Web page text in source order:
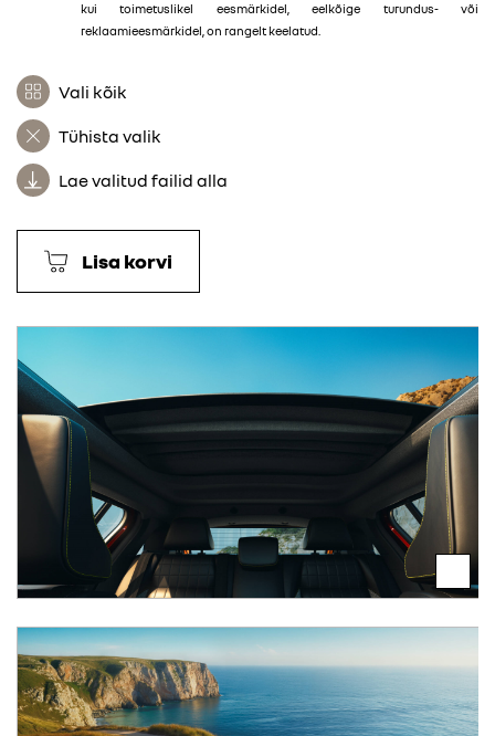
kui toimetuslikel eesmärkidel, eelkõige turundus- või
reklaamieesmärkidel, on rangelt keelatud.
Vali kõik
Tühista valik
Lae valitud failid alla
Lisa korvi